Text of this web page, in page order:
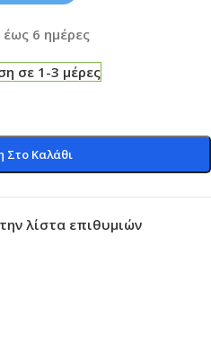
6 ημέρες
σε 1-3 μέρες
Στο Καλάθι
λίστα επιθυμιών